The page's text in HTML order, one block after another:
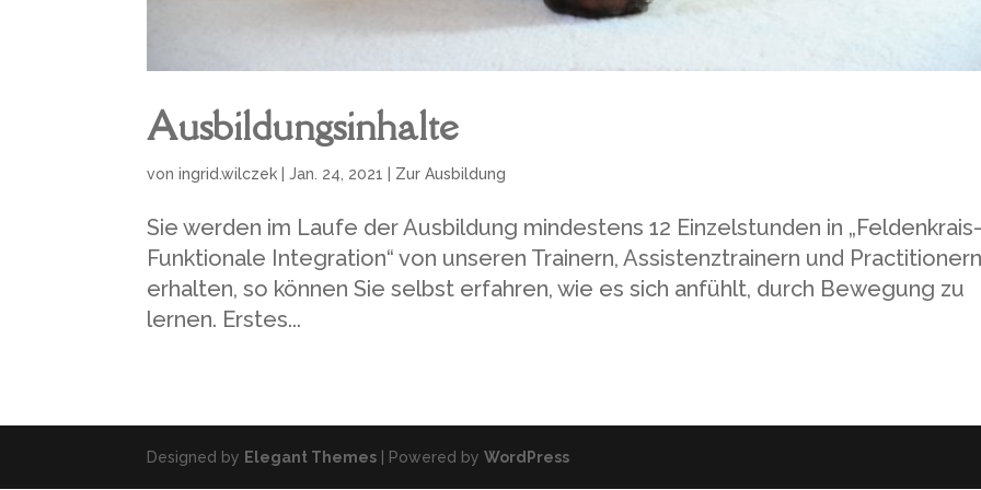
Ausbildungsinhalte
voningrid.wilczek |Jan. 24, 2021 Zur Ausbildung
Sie werden im Laufe der Ausbildung mindestens 12 Einzelstunden in
Funktionale Integration“ von unseren Trainern, Assistenztrainern und
erhalten, so können Sie selbst erfahren, wie es sich anfühlt, durch Bewegung zu
lernen. Erstes...
Designed by Elegant Themes | Powered byWordPress